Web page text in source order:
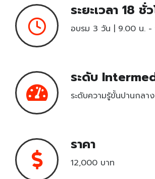
Meta Certified New
Microsoft Office Specialist HOT
Microsoft Certified Educator
Project Management Ready™
Unity Certified User Certification
Pearson VUE
CompTIA
Learn & Practice
ระยะเวลา 18 ชั่
อบรม 3 วัน | 9.00 น. -
ระดับ
ระดับความรู้ขั้นปานกลาง
ราคา
12,000 บาท